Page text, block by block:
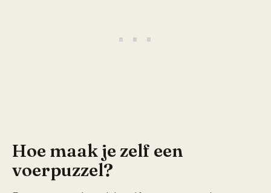
Hoe maak je zelf een
voerpuzzel?